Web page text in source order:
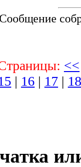
Сообщение
<<
| 16 | 17 | 18